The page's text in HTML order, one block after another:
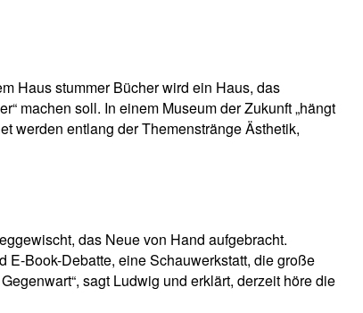
Haus stummer Bücher wird ein Haus, das
machen soll. In einem Museum der Zukunft „hängt
werden entlang der Themenstränge Ästhetik,
das Neue von Hand aufgebracht.
Book-Debatte, eine Schauwerkstatt, die große
sagt Ludwig und erklärt, derzeit höre die